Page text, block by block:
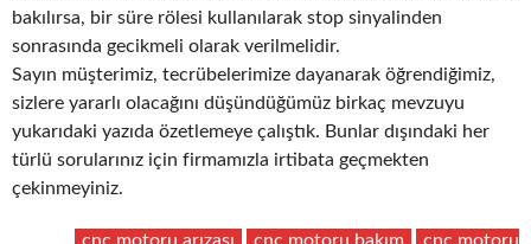
bakılırsa, bir süre rölesi kullanılarak stop sinyalinden
sonrasında gecikmeli olarak verilmelidir.
Sayın müşterimiz, tecrübelerimize dayanarak öğrendiğimiz,
sizlere yararlı olacağını düşündüğümüz birkaç mevzuyu
yukarıdaki yazıda özetlemeye çalıştık. Bunlar dışındaki her
türlü sorularınız için firmamızla irtibata geçmekten
çekinmeyiniz.